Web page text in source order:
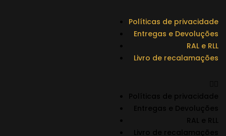
Políticas de privacidade
Entregas e Devoluções
RAL e RLL
Livro de recalamações